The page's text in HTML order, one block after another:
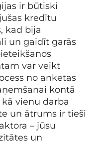
ir būtiski
kredītu
kad bija
un gaidīt garās
var veikt
no anketas
kontā
vienu darba
un ātrums ir tieši
– jūsu
un